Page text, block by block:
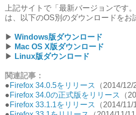
上記サイトで「最新バージョンです
は、以下のOS別のダウンロードをお
▶︎ Windows版ダウンロード
▶︎ Mac OS X版ダウンロード
▶︎ Linux版ダウンロード
関連記事：
●Firefox 34.0.5をリリース
（2014/12/2
●Firefox 34.0の正式版をリリース
（
●Firefox 33.1.1をリリース
（2014/11/